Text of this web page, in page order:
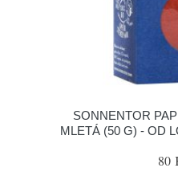
SONNENTOR
MLETÁ (50 G) - OD
80